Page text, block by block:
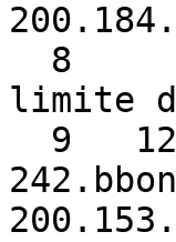
limite